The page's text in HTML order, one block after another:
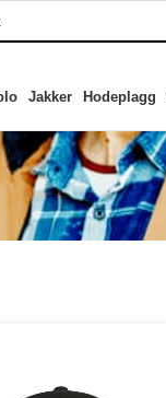
Jakker Hodeplagg